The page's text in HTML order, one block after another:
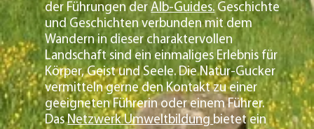
der Führungen derAlb-Guides.Geschichte
und Geschichten verbunden mit dem
Wandern in dieser charaktervollen
Landschaft sind ein einmaliges Erlebnis für
Körper, Geist und Seele. Die Natur-Gucker
vermitteln gerne den Kontakt zu einer
geeigneten Führerin oder einem Führer.
DasNetzwerk Umweltbildung bietet ein